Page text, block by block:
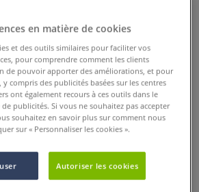
pour accrochage
en matière de cookies
et des outils similaires pour faciliter vos
pour comprendre comment les clients
de pouvoir apporter des améliorations, et pour
compris des publicités basées sur les centres
ont également recours à ces outils dans le
publicités. Si vous ne souhaitez pas accepter
souhaitez en savoir plus sur comment nous
sur « Personnaliser les cookies ».
Autoriser les cookies